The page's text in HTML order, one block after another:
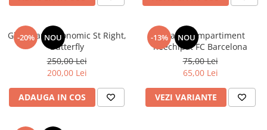
-20% NOU
Ghiozdan ergonomic St Right,
Butterfly
250,00 Lei
200,00 Lei
ADAUGA IN COS
-13% NOU
Penar 1 compartiment
neechipat FC Barcelona
75,00 Lei
65,00 Lei
VEZI VARIANTE